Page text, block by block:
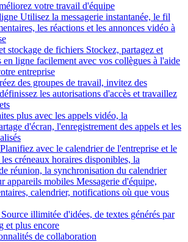
votre travail d'équipe
Utilisez la messagerie instantanée, le fil
les réactions et les annonces vidéo à
stockage de fichiers Stockez, partagez et
en ligne facilement avec vos collègues à l'aide
entreprise
des groupes de travail, invitez des
les autorisations d'accès et travaillez
plus avec les appels vidéo, la
d'écran, l'enregistrement des appels et les
Planifiez avec le calendrier de l'entreprise et le
créneaux horaires disponibles, la
réunion, la synchronisation du calendrier
appareils mobiles Messagerie d'équipe,
calendrier, notifications où que vous
Source illimitée d'idées, de textes générés par
et plus encore
de collaboration